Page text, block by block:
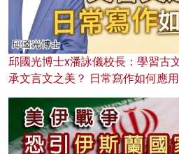
邱國光博士x潘詠儀校長：學習古
承文言文之美？ 日常寫作如何應用